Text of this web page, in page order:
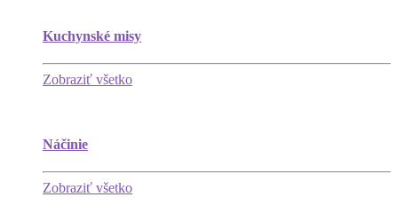
Kuchynské misy
Zobraziť všetko
Náčinie
Zobraziť všetko